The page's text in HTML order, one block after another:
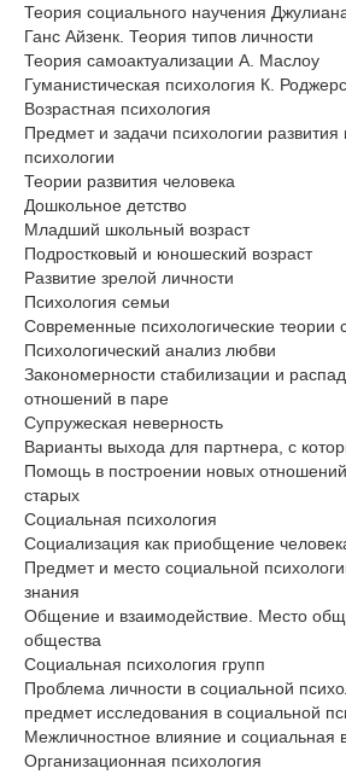
Теория социального научения
Ганс Айзенк. Теория типов личности
Теория самоактуализации А. Маслоу
Гуманистическая психология К.
Возрастная психология
Предмет и задачи психологии развития
психологии
Теории развития человека
Дошкольное детство
Младший школьный возраст
Подростковый и юношеский возраст
Развитие зрелой личности
Психология семьи
Современные психологические теории
Психологический анализ любви
Закономерности стабилизации и
отношений в паре
Супружеская неверность
Варианты выхода для партнера, с
Помощь в построении новых
старых
Социальная психология
Социализация как приобщение
Предмет и место социальной
знания
Общение и взаимодействие. Место
общества
Социальная психология групп
Проблема личности в социальной
предмет исследования в социальной
Межличностное влияние и социальная
Организационная психология